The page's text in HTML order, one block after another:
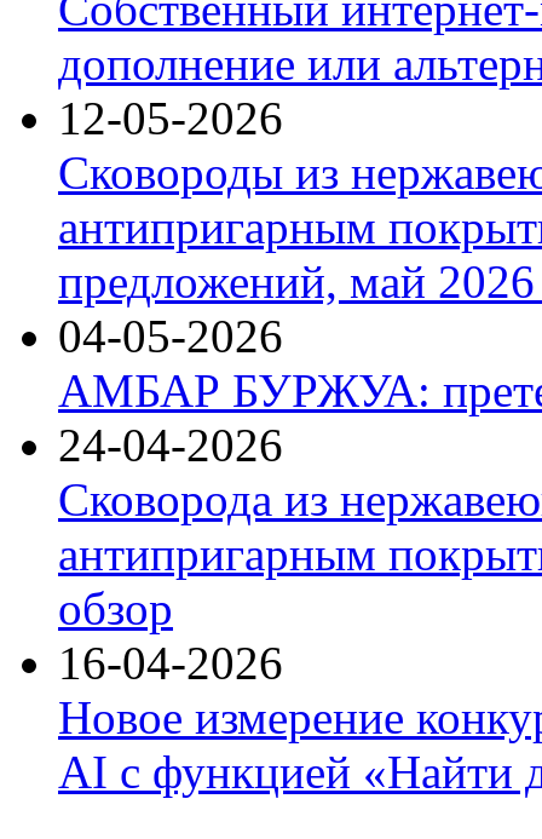
дополнение или
12-05-2026
Сковороды из
антипригарным
предложений, май 2026
04-05-2026
АМБАР БУРЖУА:
24-04-2026
Сковорода из
антипригарным
обзор
16-04-2026
Новое измерение
AI с функцией «Найти